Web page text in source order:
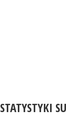
STATYSTYKI